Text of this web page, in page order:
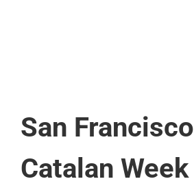
San Francisco
Catalan Week